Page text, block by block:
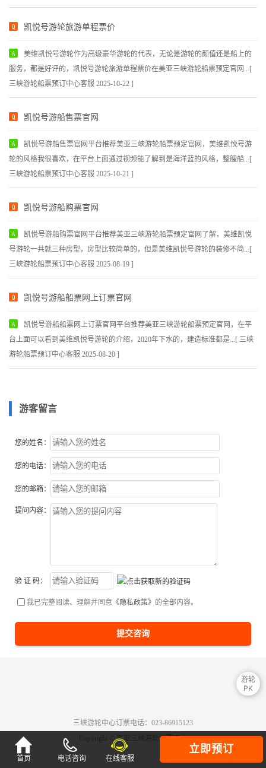
凯悦号游轮旅游单程票价
美维凯悦号游轮作为高级豪华游轮的代表，无论是游轮的颜值还是船上的
服务，都是好评的，凯悦号游轮旅游单程票价在美亚三峡游轮船票预定官网...[
三峡游轮船票预订中心客服 2025-10-22 ]
凯悦号游船售票官网
凯悦号游船售票官网平台推荐美亚三峡游轮船票预定官网，美维凯悦号游
轮的风格我很喜欢，在平台上面通过视频能了解到是海洋蓝的风格，整艘船...[
三峡游轮船票预订中心客服 2025-10-21 ]
凯悦号游船购票官网
凯悦号游船购票官网平台推荐美亚三峡游轮船票预定官网了解，美维凯悦
号游轮一共就三种房型，房型比较简单的，但是美维凯悦号游轮的装修不简...[
三峡游轮船票预订中心客服 2025-08-19 ]
凯悦号游船船票网上订票官网
凯悦号游船船票网上订票官网平台推荐美亚三峡游轮船票预定官网，在平
台上面可以看到美维凯悦号游轮的介绍，2020年下水的，建造标准都是...[ 三峡
游轮船票预订中心客服 2025-08-20 ]
游客留言
您的姓名：
您的电话：
您的邮箱：
提问内容：
验 证 码：
我已完整阅读、理解并同意 《隐私政策》 的全部内容。
提交咨询

首页 电话咨询 在线客服
立即预订
三峡游轮中心订票电话：023-86915123
Copyright © 美亚三峡游轮订票中心
游轮
PK